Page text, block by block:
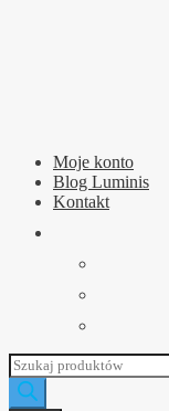
Moje konto
Blog Luminis
Kontakt
Wyszukiwarka
produktów